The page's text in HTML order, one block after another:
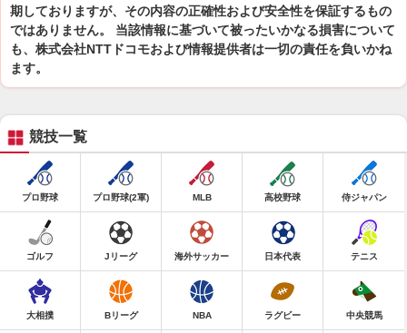
期しておりますが、その内容の正確性および安全性を保証するもの
ではありません。 当該情報に基づいて被ったいかなる損害について
も、株式会社NTTドコモおよび情報提供者は一切の責任を負いかね
ます。
競技一覧
プロ野球 プロ野球(2軍) MLB 高校野球 侍ジャパン
ゴルフ Jリーグ 海外サッカー 日本代表 テニス
大相撲 Bリーグ NBA ラグビー 中央競馬